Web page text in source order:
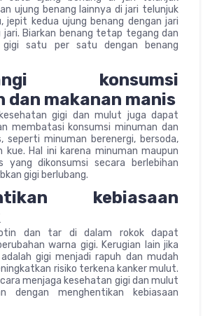
ujung benang lainnya di jari telunjuk
jepit kedua ujung benang dengan jari
jari. Biarkan benang tetap tegang dan
gigi satu per satu dengan benang
konsumsi
dan makanan manis
gigi dan mulut juga dapat
membatasi konsumsi minuman dan
seperti minuman berenergi, bersoda,
kue. Hal ini karena minuman maupun
yang dikonsumsi secara berlebihan
gigi berlubang.
kebiasaan
dan tar di dalam rokok dapat
warna gigi. Kerugian lain jika
gigi menjadi rapuh dan mudah
risiko terkena kanker mulut.
menjaga kesehatan gigi dan mulut
dengan menghentikan kebiasaan